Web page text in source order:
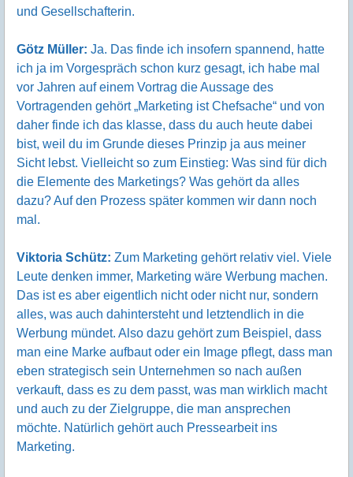
und Gesellschafterin.
Götz Müller: Ja. Das finde ich insofern spannend, hatte
ich ja im Vorgespräch schon kurz gesagt, ich habe mal
vor Jahren auf einem Vortrag die Aussage des
Vortragenden gehört „Marketing ist Chefsache“ und von
daher finde ich das klasse, dass du auch heute dabei
bist, weil du im Grunde dieses Prinzip ja aus meiner
Sicht lebst. Vielleicht so zum Einstieg: Was sind für dich
die Elemente des Marketings? Was gehört da alles
dazu? Auf den Prozess später kommen wir dann noch
mal.
Viktoria Schütz: Zum Marketing gehört relativ viel. Viele
Leute denken immer, Marketing wäre Werbung machen.
Das ist es aber eigentlich nicht oder nicht nur, sondern
alles, was auch dahintersteht und letztendlich in die
Werbung mündet. Also dazu gehört zum Beispiel, dass
man eine Marke aufbaut oder ein Image pflegt, dass man
eben strategisch sein Unternehmen so nach außen
verkauft, dass es zu dem passt, was man wirklich macht
und auch zu der Zielgruppe, die man ansprechen
möchte. Natürlich gehört auch Pressearbeit ins
Marketing.